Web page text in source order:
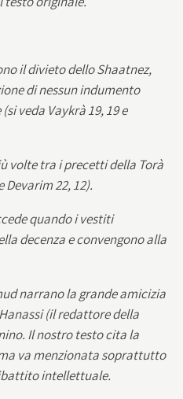
il divieto dello Shaatnez,
di nessun indumento
veda Vaykrà 19, 19 e
volte tra i precetti della Torà
Devarim 22, 12).
quando i vestiti
decenza e convengono alla
narrano la grande amicizia
(il redattore della
Il nostro testo cita la
va menzionata soprattutto
intellettuale.